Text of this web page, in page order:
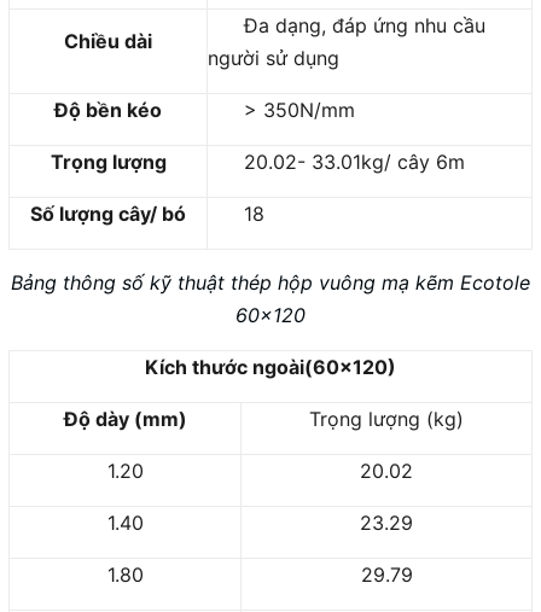
Chiều dài
Đa dạng, đáp ứng nhu cầu
người sử dụng
Độ bền kéo > 350N/mm
Trọng lượng 20.02- 33.01kg/ cây 6m
Số lượng cây/ bó 18
Bảng thông số kỹ thuật thép hộp vuông mạ kẽm Ecotole
60x120
Kích thước ngoài(60x120)
Độ dày (mm) Trọng lượng (kg)
1.20 20.02
1.40 23.29
1.80 29.79